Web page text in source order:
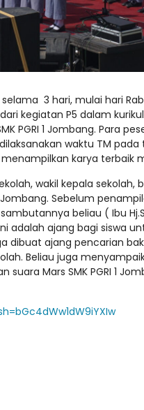
selama 3 hari, mulai hari
kegiatan P5 dalam
PGRI 1 Jombang. Para
waktu TM pada
karya terbaik
wakil kepala sekolah,
Jombang. Sebelum
beliau ( Ibu
adalah ajang bagi siswa
dibuat ajang pencarian
Beliau juga
Mars SMK PGRI 1